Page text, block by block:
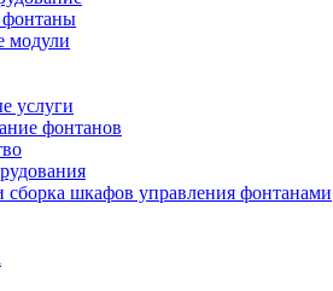
модули
услуги
фонтанов
сборка шкафов управления фонтанами